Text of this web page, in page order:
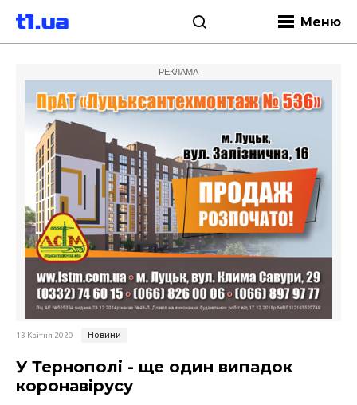
Меню
РЕКЛАМА
13 Квітня 2020 Новини
У Тернополі - ще один випадок
коронавірусу